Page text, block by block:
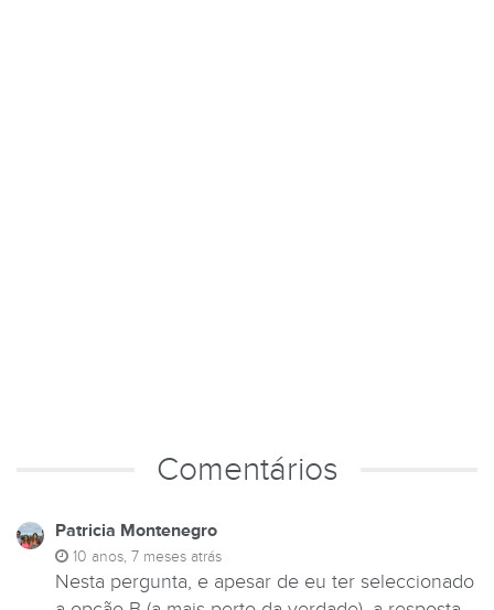
Comentários
Patricia Montenegro
10 anos, 7 meses atrás
Nesta pergunta, e apesar de eu ter seleccionado